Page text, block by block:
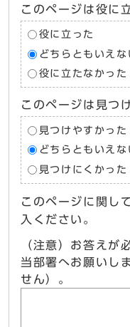
このページは役に
役に立った
どちらともいえな
役に立たなかった
このページは見つ
見つけやすかった
どちらともいえな
見つけにくかった
このページに関し
入ください。
（注意）お答えが
当部署へお願いし
せん）。